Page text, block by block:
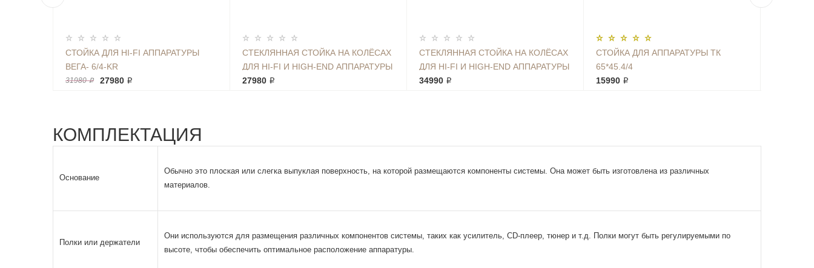
СТОЙКА ДЛЯ HI-FI АППАРАТУРЫ
ВЕГА- 6/4-KR
31980 ₽ 27980 ₽
СТЕКЛЯННАЯ СТОЙКА НА КОЛЁСАХ
ДЛЯ HI-FI И HIGH-END АППАРАТУРЫ
ТК 65*45.5/4-К
27980 ₽
СТЕКЛЯННАЯ СТОЙКА НА КОЛЁСАХ
ДЛЯ HI-FI И HIGH-END АППАРАТУРЫ
ТК 65*45.7/4-К
34990 ₽
СТОЙКА ДЛЯ АППАРАТУРЫ ТК
65*45.4/4
15990 ₽
КОМПЛЕКТАЦИЯ
Основание
Обычно это плоская или слегка выпуклая поверхность, на которой размещаются компоненты системы. Она может быть изготовлена из различных
материалов.
Полки или держатели
Они используются для размещения различных компонентов системы, таких как усилитель, CD-плеер, тюнер и т.д. Полки могут быть регулируемыми по
высоте, чтобы обеспечить оптимальное расположение аппаратуры.